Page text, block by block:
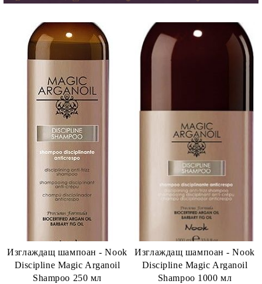
Изглаждащ шампоан - Nook
Discipline Magic Arganoil
Shampoo 250 мл
Изглаждащ шампоан - Nook
Discipline Magic Arganoil
Shampoo 1000 мл